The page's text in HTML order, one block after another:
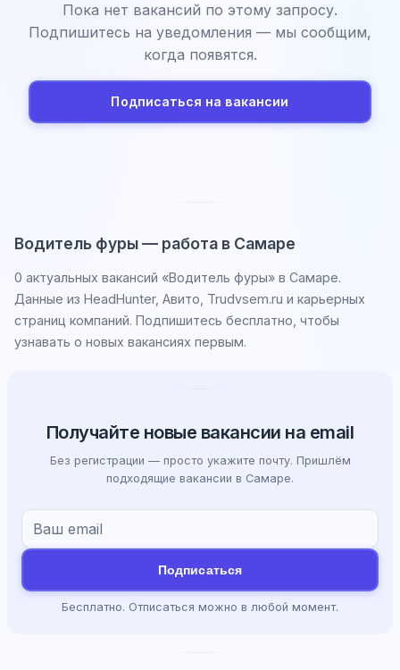
Пока нет вакансий по этому запросу.
Подпишитесь на уведомления — мы сообщим,
когда появятся.
Подписаться на вакансии
Водитель фуры — работа в Самаре
0 актуальных вакансий «Водитель фуры» в Самаре.
Данные из HeadHunter, Авито, Trudvsem.ru и карьерных
страниц компаний. Подпишитесь бесплатно, чтобы
узнавать о новых вакансиях первым.
Получайте новые вакансии на email
Без регистрации — просто укажите почту. Пришлём
подходящие вакансии в Самаре.
Подписаться
Бесплатно. Отписаться можно в любой момент.